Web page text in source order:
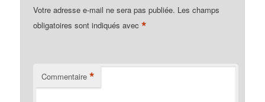
Votre adresse e-mail ne sera pas publiée. Les champs
obligatoires sont indiqués avec*
Commentaire *